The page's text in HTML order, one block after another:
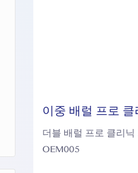
이중 배럴 프로
백 겔 OEM005
더블 배럴 프로 클리닉
OEM005